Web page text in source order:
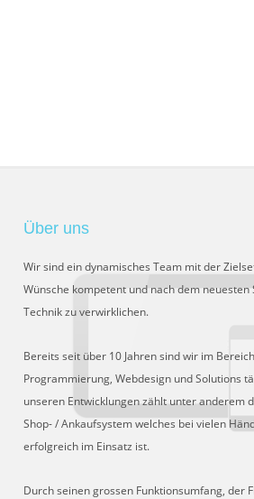
Über uns
Wir sind ein dynamisches Team mit der
Wünsche kompetent und nach dem neuesten
Technik zu verwirklichen.
Bereits seit über 10 Jahren sind wir im
Programmierung, Webdesign und Solutions
unseren Entwicklungen zählt unter anderem
Shop- / Ankaufsystem welches bei vielen
erfolgreich im Einsatz ist.
Durch seinen grossen Funktionsumfang, der